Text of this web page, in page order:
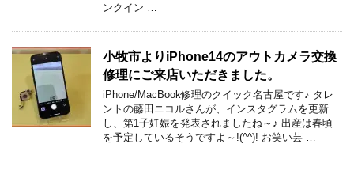
ンクイン …
小牧市よりiPhone14のアウトカメラ交換
修理にご来店いただきました。
iPhone/MacBook修理のクイック名古屋です♪ タレ
ントの藤田ニコルさんが、インスタグラムを更新
し、第1子妊娠を発表されましたね～♪ 出産は春頃
を予定しているそうですよ～!(^^)! お笑い芸 …